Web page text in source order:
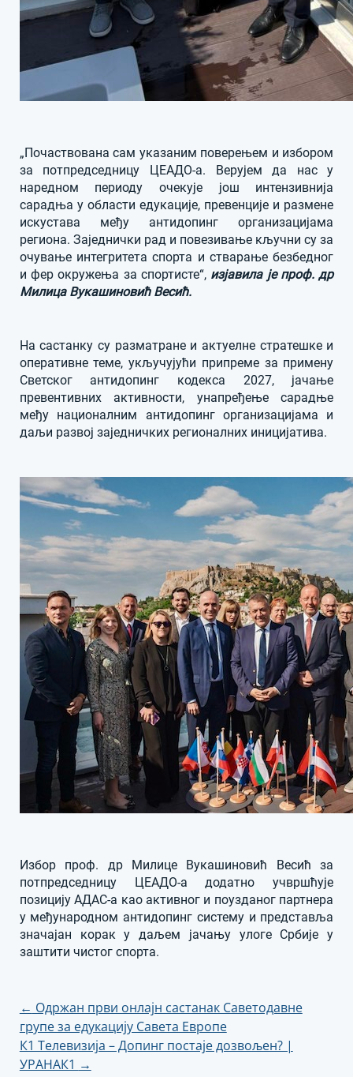
„Почаствована сам указаним поверењем и избором
за потпредседницу ЦЕАДО-а. Верујем да нас у
наредном периоду очекује још интензивнија
сарадња у области едукације, превенције и размене
искустава међу антидопинг организацијама
региона. Заједнички рад и повезивање кључни су за
очување интегритета спорта и стварање безбедног
и фер окружења за спортисте“, изјавила је проф. др
Милица Вукашиновић Весић.
На састанку су разматране и актуелне стратешке и
оперативне теме, укључујући припреме за примену
Светског антидопинг кодекса 2027, јачање
превентивних активности, унапређење сарадње
међу националним антидопинг организацијама и
даљи развој заједничких регионалних иницијатива.
Избор проф. др Милице Вукашиновић Весић за
потпредседницу ЦЕАДО-а додатно учвршћује
позицију АДАС-а као активног и поузданог партнера
у међународном антидопинг систему и представља
значајан корак у даљем јачању улоге Србије у
заштити чистог спорта.
Кретање
чланка
← Одржан први онлајн састанак Саветодавне
групе за едукацију Савета Европе
К1 Телевизија – Допинг постаје дозвољен? |
УРАНАК1 →